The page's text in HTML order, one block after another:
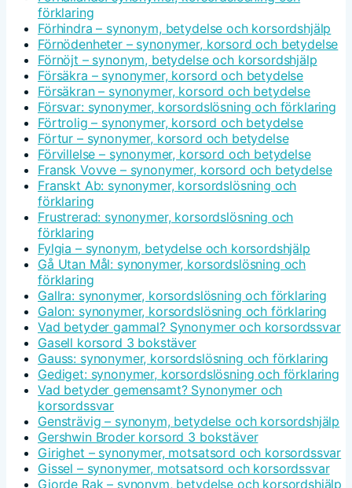
förklaring
Förhindra – synonym, betydelse och korsordshjälp
Förnödenheter – synonymer, korsord och betydelse
Förnöjt – synonym, betydelse och korsordshjälp
Försäkra – synonymer, korsord och betydelse
Försäkran – synonymer, korsord och betydelse
Försvar: synonymer, korsordslösning och förklaring
Förtrolig – synonymer, korsord och betydelse
Förtur – synonymer, korsord och betydelse
Förvillelse – synonymer, korsord och betydelse
Fransk Vovve – synonymer, korsord och betydelse
Franskt Ab: synonymer, korsordslösning och
förklaring
Frustrerad: synonymer, korsordslösning och
förklaring
Fylgia – synonym, betydelse och korsordshjälp
Gå Utan Mål: synonymer, korsordslösning och
förklaring
Gallra: synonymer, korsordslösning och förklaring
Galon: synonymer, korsordslösning och förklaring
Vad betyder gammal? Synonymer och korsordssvar
Gasell korsord 3 bokstäver
Gauss: synonymer, korsordslösning och förklaring
Gediget: synonymer, korsordslösning och förklaring
Vad betyder gemensamt? Synonymer och
korsordssvar
Gensträvig – synonym, betydelse och korsordshjälp
Gershwin Broder korsord 3 bokstäver
Girighet – synonymer, motsatsord och korsordssvar
Gissel – synonymer, motsatsord och korsordssvar
Gjorde Rak – synonym, betydelse och korsordshjälp